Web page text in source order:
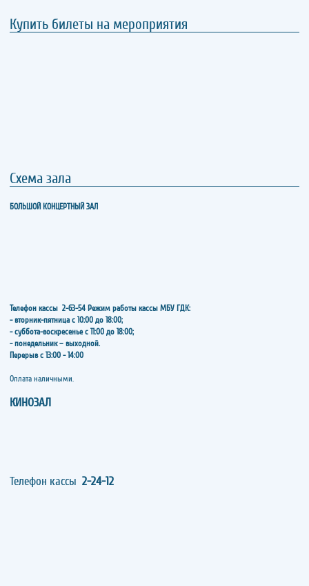
Купить билеты на мероприятия
Схема зала
БОЛЬШОЙ КОНЦЕРТНЫЙ ЗАЛ
Телефон кассы 2-63-54 Режим работы кассы МБУ ГДК:
- вторник-пятница с 10:00 до 18:00;
- суббота-воскресенье с 11:00 до 18:00;
- понедельник – выходной.
Перерыв с 13:00 - 14:00
​​​​​​​Оплата наличными.
КИНОЗАЛ
Телефон кассы 2-24-12